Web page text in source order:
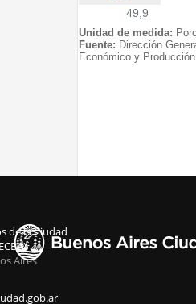
49,9
Unidad de medida:
Fuente: Dirección
Económico y
de la Ciudad
Aires